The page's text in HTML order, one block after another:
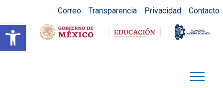
Abrir barra de herramientas
Correo Transparencia Privacidad Contacto